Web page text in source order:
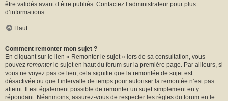
être validés avant d’être publiés. Contactez l’administrateur pour plus
d’informations.
Haut
Comment remonter mon sujet ?
En cliquant sur le lien « Remonter le sujet » lors de sa consultation, vous
pouvez remonterle sujet en haut du forum sur la première page. Par ailleurs, si
vous ne voyez pas ce lien, cela signifie que la remontée de sujet est
désactivée ou que l’intervalle de temps pour autoriser la remontée n’est pas
atteint. Il est également possible de remonter un sujet simplement en y
répondant. Néanmoins, assurez-vous de respecter les règles du forum en le